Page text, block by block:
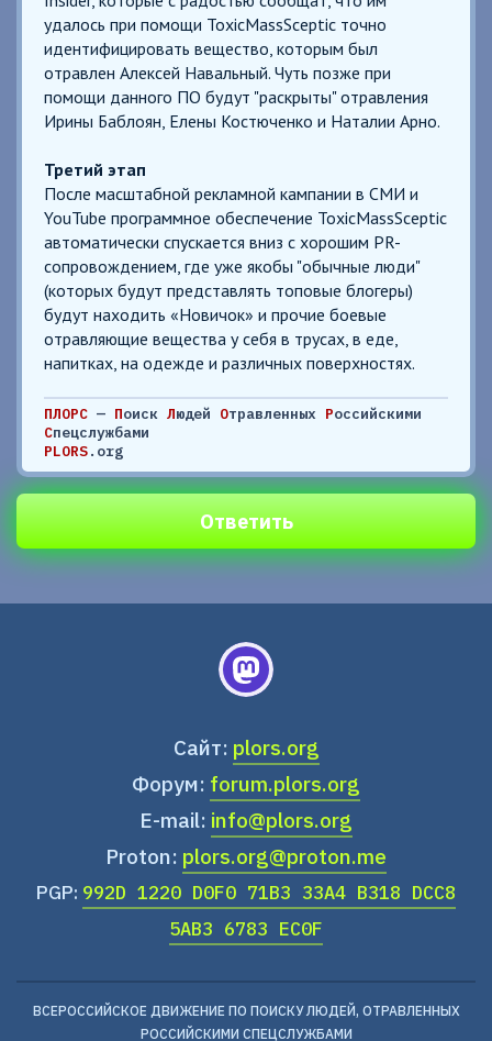
удалось при помощи ToxicMassSceptic точно
идентифицировать вещество, которым был
отравлен Алексей Навальный. Чуть позже при
помощи данного ПО будут "раскрыты" отравления
Ирины Баблоян, Елены Костюченко и Наталии Арно.
Третий этап
После масштабной рекламной кампании в СМИ и
YouTube программное обеспечение ToxicMassSceptic
автоматически спускается вниз с хорошим PR-
сопровождением, где уже якобы "обычные люди"
(которых будут представлять топовые блогеры)
будут находить «Новичок» и прочие боевые
отравляющие вещества у себя в трусах, в еде,
напитках, на одежде и различных поверхностях.
ПЛОРС — Поиск Людей Отравленных Российскими
Спецслужбами
PLORS.org
Ответить
Сайт: plors.org
Форум: forum.plors.org
E-mail: info@plors.org
Proton: plors.org@proton.me
PGP: 992D 1220 D0F0 71B3 33A4 B318 DCC8
5AB3 6783 EC0F
ВСЕРОССИЙСКОЕ ДВИЖЕНИЕ ПО ПОИСКУ ЛЮДЕЙ, ОТРАВЛЕННЫХ
РОССИЙСКИМИ СПЕЦСЛУЖБАМИ